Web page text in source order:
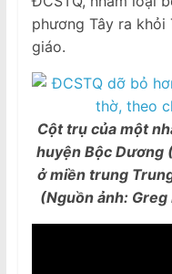
phương Tây ra khỏi
giáo.
Cột trụ của một
huyện Bộc Dương
ở miền trung
(Nguồn ảnh: